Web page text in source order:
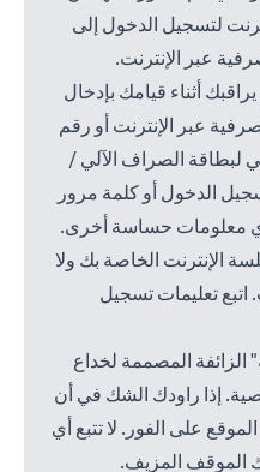
لتسجيل الدخول إلى
عبر الإنترنت.
أثناء قيامك بإدخال
عبر الإنترنت أو رقم
لبطاقة الصراف الآلي /
الدخول أو كلمة مرور
معلومات حساسة أخرى.
الإنترنت الخاصة بك ولا
تعليمات تسجيل
الزائفة المصممة لخداع
إذا راودك الشك في أن
على الفور. لا تتبع أي
الموقف المزيف.